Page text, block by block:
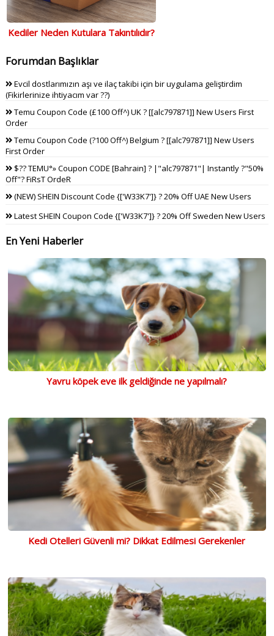
Kediler Neden Kutulara Takıntılıdır?
Forumdan Başlıklar
Evcil dostlarımızın aşı ve ilaç takibi için bir uygulama geliştirdim
(Fikirlerinize ihtiyacım var ??)
Temu Coupon Code (£100 Off^) UK ? [[alc797871]] New Users First
Order
Temu Coupon Code (?100 Off^) Belgium ? [[alc797871]] New Users
First Order
$?? TEMU°» Coupon CODE [Bahrain] ? |"alc797871"| Instantly ?"50%
Off"? FiRsT OrdeR
(NEW) SHEIN Discount Code {['W33K7']} ? 20% Off UAE New Users
Latest SHEIN Coupon Code {['W33K7']} ? 20% Off Sweden New Users
En Yeni Haberler
Yavru köpek eve ilk geldiğinde ne yapılmalı?
Kedi Otelleri Güvenli mi? Dikkat Edilmesi Gerekenler